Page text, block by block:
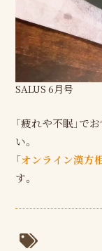
SALUS 6月号
「疲れや不眠」で
い。
「オンライン漢方
す。